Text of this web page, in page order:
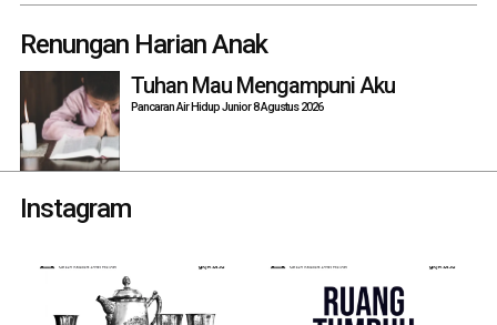
Renungan Harian Anak
Tuhan Mau Mengampuni Aku
Pancaran Air Hidup Junior 8 Agustus 2026
Instagram